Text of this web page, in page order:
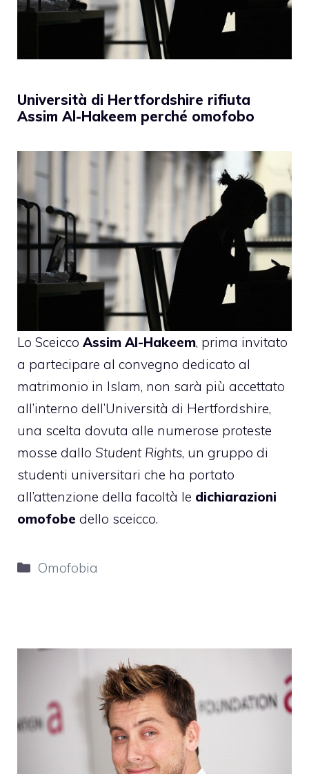
Università di Hertfordshire rifiuta
Assim Al-Hakeem perché omofobo
Lo Sceicco Assim Al-Hakeem, prima invitato
a partecipare al convegno dedicato al
matrimonio in Islam, non sarà più accettato
all’interno dell’Università di Hertfordshire,
una scelta dovuta alle numerose proteste
mosse dallo Student Rights, un gruppo di
studenti universitari che ha portato
all’attenzione della facoltà le dichiarazioni
omofobe dello sceicco.
Categorie
Omofobia